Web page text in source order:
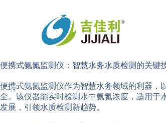
便携式氨氮监测仪：智慧水务水质检测的关键
便携式氨氮监测仪作为智慧水务领域的利器，
全。该仪器能实时检测水中氨氮浓度，适用于
发展，引领水质检测新趋势。